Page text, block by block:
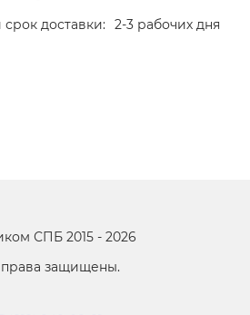
доставки: 2-3 рабочих дня
СПБ 2015 - 2026
защищены.